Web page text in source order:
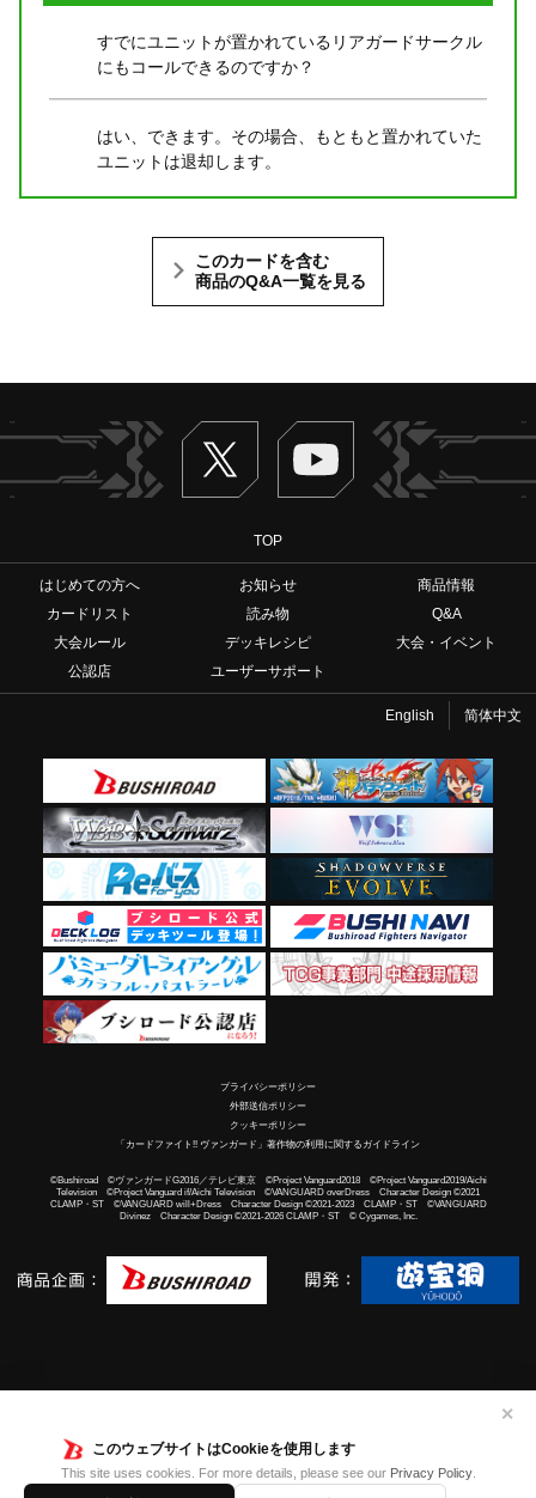
このウェブサイトはCookieを使用します
This site uses cookies. For more details, please see our Privacy Policy.
✕
すでにユニットが置かれているリアガードサークル
にもコールできるのですか？
はい、できます。その場合、もともと置かれていた
ユニットは退却します。
このカードを含む
商品のQ&A一覧を見る
Twitter ヴァンガードch
TOP
はじめての方へ お知らせ
商品情報
カードリスト
読み物
Q&A
大会ルール
デッキレシピ
大会・イベント
公認店
ユーザーサポート
English 简体中文
プライバシーポリシー
外部送信ポリシー
クッキーポリシー
「カードファイト!! ヴァンガード」著作物の利用に関するガイドライン
©Bushiroad ©ヴァンガードG2016／テレビ東京 ©Project Vanguard2018 ©Project Vanguard2019/Aichi
Television ©Project Vanguard if/Aichi Television ©VANGUARD overDress Character Design ©2021
CLAMP・ST ©VANGUARD will+Dress Character Design ©2021-2023 CLAMP・ST ©VANGUARD
Divinez Character Design ©2021-2026 CLAMP・ST © Cygames, Inc.